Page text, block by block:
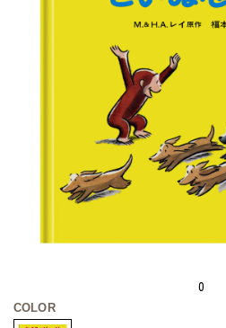
0
COLOR